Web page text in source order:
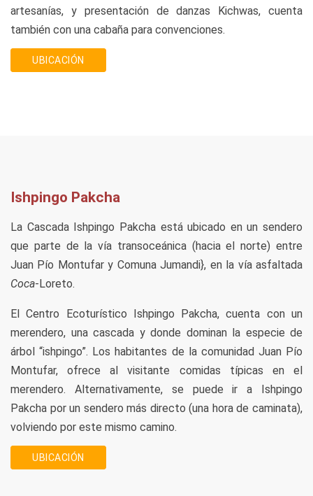
artesanías, y presentación de danzas Kichwas, cuenta
también con una cabaña para convenciones.
UBICACIÓN
Ishpingo Pakcha
La Cascada Ishpingo Pakcha está ubicado en un sendero
que parte de la vía transoceánica (hacia el norte) entre
Juan Pío Montufar y Comuna Jumandi}, en la vía asfaltada
Coca-Loreto.
El Centro Ecoturístico Ishpingo Pakcha, cuenta con un
merendero, una cascada y donde dominan la especie de
árbol “ishpingo”. Los habitantes de la comunidad Juan Pío
Montufar, ofrece al visitante comidas típicas en el
merendero. Alternativamente, se puede ir a Ishpingo
Pakcha por un sendero más directo (una hora de caminata),
volviendo por este mismo camino.
UBICACIÓN